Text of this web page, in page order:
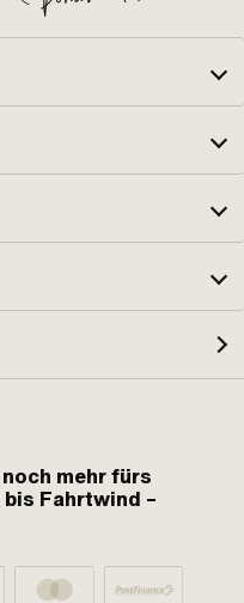
mehr fürs
bis Fahrtwind –